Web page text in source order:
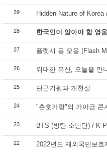
29 Hidden Nature of
28 한국인이 알아야 할 영
27 플랫시 몹 모음 (Flash
26 위대한 유산, 오늘을 만
25 단군기원과 개천절
24 "춘호가랑"의 가야금 콘
23 BTS (방탄 소년단) / K-
22 2022년도 재외국민보